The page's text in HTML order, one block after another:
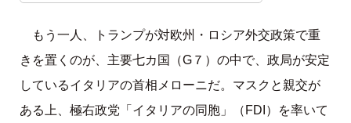
もう一人、トランプが対欧州・ロシア外交政策で重
きを置くのが、主要七カ国（G７）の中で、政局が安定
しているイタリアの首相メローニだ。マスクと親交が
ある上、極右政党「イタリアの同胞」（FDI）を率いて